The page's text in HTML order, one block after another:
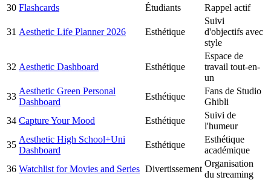
30 Flashcards Étudiants Rappel actif
31 Aesthetic Life Planner 2026 Esthétique
Suivi
d'objectifs avec
style
32 Aesthetic Dashboard Esthétique
Espace de
travail tout-en-
un
33
Aesthetic Green Personal
Dashboard
Esthétique
Fans de Studio
Ghibli
34 Capture Your Mood Esthétique
Suivi de
l'humeur
35
Aesthetic High School+Uni
Dashboard
Esthétique
Esthétique
académique
36 Watchlist for Movies and Series Divertissement
Organisation
du streaming